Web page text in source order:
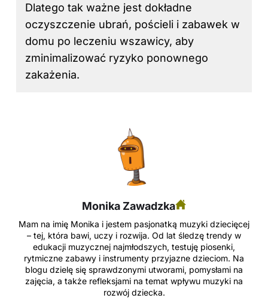
Dlatego tak ważne jest dokładne
oczyszczenie ubrań, pościeli i zabawek w
domu po leczeniu wszawicy, aby
zminimalizować ryzyko ponownego
zakażenia.
Monika Zawadzka
Mam na imię Monika i jestem pasjonatką muzyki dziecięcej
– tej, która bawi, uczy i rozwija. Od lat śledzę trendy w
edukacji muzycznej najmłodszych, testuję piosenki,
rytmiczne zabawy i instrumenty przyjazne dzieciom. Na
blogu dzielę się sprawdzonymi utworami, pomysłami na
zajęcia, a także refleksjami na temat wpływu muzyki na
rozwój dziecka.